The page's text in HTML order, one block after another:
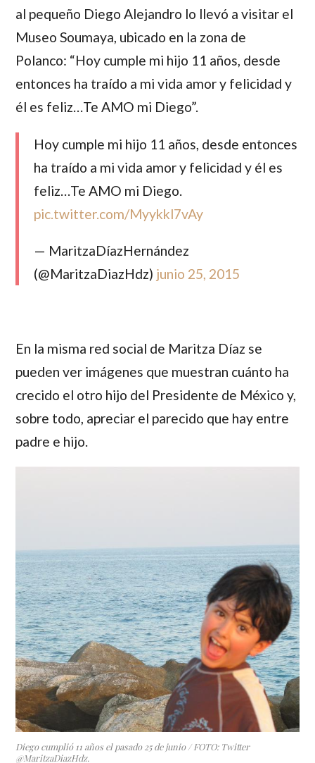
al pequeño Diego Alejandro lo llevó a visitar el
Museo Soumaya, ubicado en la zona de
Polanco: “Hoy cumple mi hijo 11 años, desde
entonces ha traído a mi vida amor y felicidad y
él es feliz…Te AMO mi Diego”.
Hoy cumple mi hijo 11 años, desde entonces
ha traído a mi vida amor y felicidad y él es
feliz…Te AMO mi Diego.
pic.twitter.com/Myykkl7vAy
— MaritzaDíazHernández
(@MaritzaDiazHdz) junio 25, 2015
En la misma red social de Maritza Díaz se
pueden ver imágenes que muestran cuánto ha
crecido el otro hijo del Presidente de México y,
sobre todo, apreciar el parecido que hay entre
padre e hijo.
Diego cumplió 11 años el pasado 25 de junio / FOTO: Twitter
@MaritzaDiazHdz.